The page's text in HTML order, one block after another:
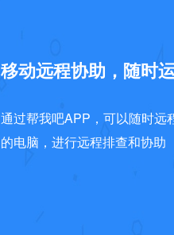
移动远程协助，随时
通过帮我吧APP，可以随时远
的电脑，进行远程排查和协助